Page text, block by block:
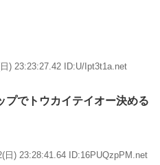
日) 23:23:27.42 ID:U/Ipt3t1a.net
プでトウカイテイオー決める
日) 23:28:41.64 ID:16PUQzpPM.net